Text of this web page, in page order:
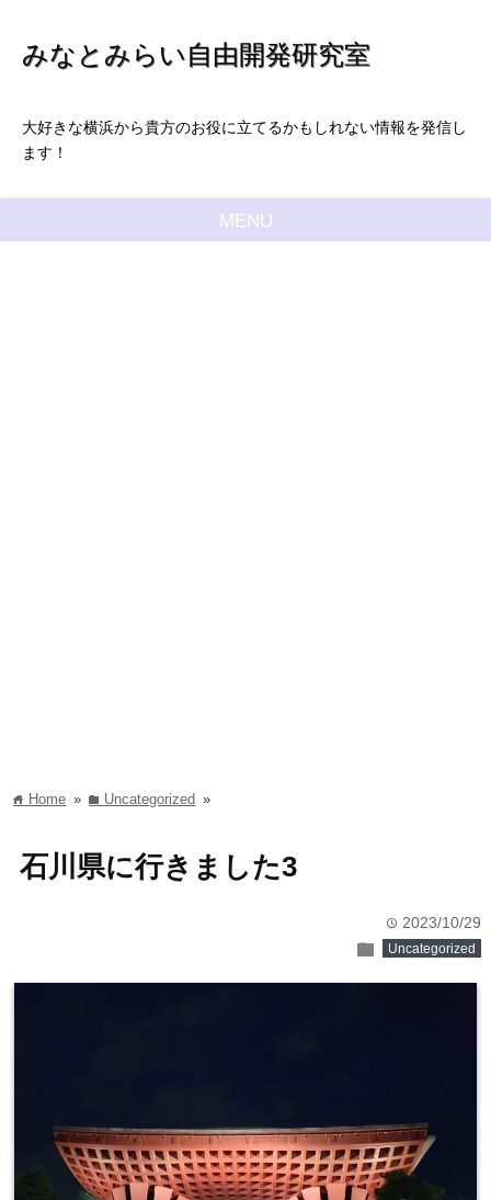
みなとみらい自由開発研究室
大好きな横浜から貴方のお役に立てるかもしれない情報を発信し
ます！
MENU
home Home » folder Uncategorized »
石川県に行きました3
time 2023/10/29
folder Uncategorized